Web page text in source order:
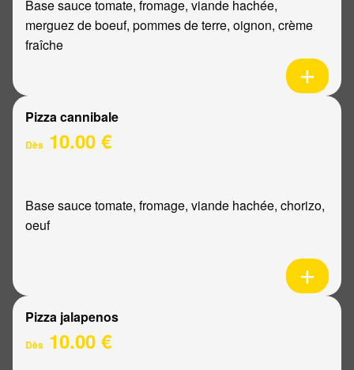
Base sauce tomate, fromage, viande hachée,
merguez de boeuf, pommes de terre, oignon, crème
fraîche
Pizza cannibale
Dès 10.00 €
Base sauce tomate, fromage, viande hachée, chorizo,
oeuf
Pizza jalapenos
Dès 10.00 €